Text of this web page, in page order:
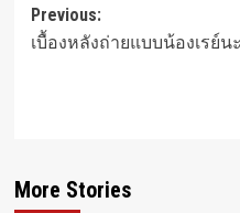
Post
navigation
Previous:
เบื้องหลังถ่ายแบบน้องเรย์นะ
More Stories